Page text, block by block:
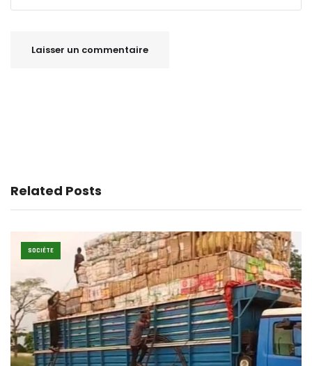
Related Posts
SOCIÉTE